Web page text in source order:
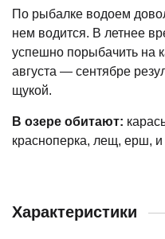
По рыбалке водоем
нем водится. В летнее
успешно порыбачить на
августа — сентябре
щукой.
В озере обитают:
красноперка, лещ, ерш,
Характеристики